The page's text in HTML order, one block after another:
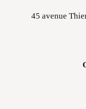
45 avenue